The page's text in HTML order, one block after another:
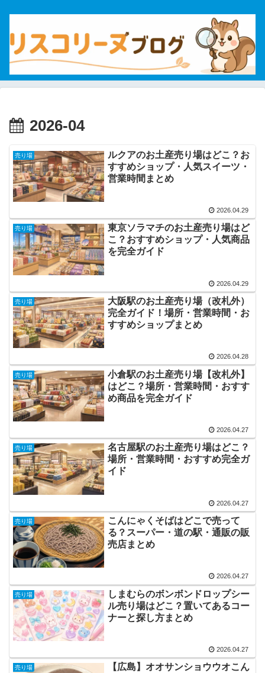
2026-04
売り場
ルクアのお土産売り場はどこ？お
すすめショップ・人気スイーツ・
営業時間まとめ
2026.04.29
売り場
東京ソラマチのお土産売り場はど
こ？おすすめショップ・人気商品
を完全ガイド
2026.04.29
売り場
大阪駅のお土産売り場（改札外）
完全ガイド！場所・営業時間・お
すすめショップまとめ
2026.04.28
売り場
小倉駅のお土産売り場【改札外】
はどこ？場所・営業時間・おすす
め商品を完全ガイド
2026.04.27
売り場
名古屋駅のお土産売り場はどこ？
場所・営業時間・おすすめ完全ガ
イド
2026.04.27
売り場
こんにゃくそばはどこで売って
る？スーパー・道の駅・通販の販
売店まとめ
2026.04.27
売り場
しまむらのボンボンドロップシー
ル売り場はどこ？置いてあるコー
ナーと探し方まとめ
2026.04.27
売り場
【広島】オオサンショウウオこん